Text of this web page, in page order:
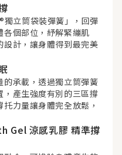
立筒袋裝彈簧」，回彈
各個部位，紓解緊繃肌
設計，讓身體得到最完美
的承載，透過獨立筒彈簧
，產生強度有別的三區撐
力量讓身體完全放鬆，
Gel 涼感乳膠 精準撐